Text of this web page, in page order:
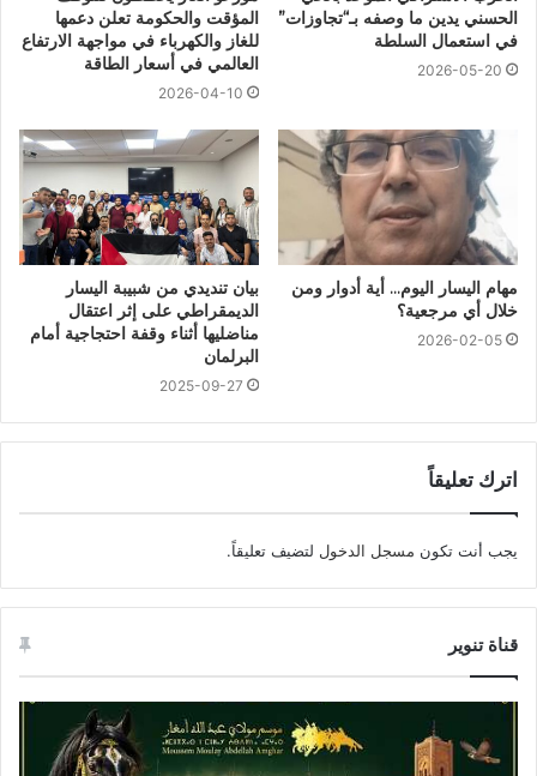
الحسني يدين ما وصفه بـ“تجاوزات”
في استعمال السلطة
2026-05-20
المؤقت والحكومة تعلن دعمها
للغاز والكهرباء في مواجهة الارتفاع
العالمي في أسعار الطاقة
2026-04-10
مهام اليسار اليوم… أية أدوار ومن
خلال أي مرجعية؟
2026-02-05
بيان تنديدي من شبيبة اليسار
الديمقراطي على إثر اعتقال
مناضليها أثناء وقفة احتجاجية أمام
البرلمان
2025-09-27
اترك تعليقاً
يجب أنت تكون مسجل الدخول لتضيف تعليقاً.
قناة تنوير